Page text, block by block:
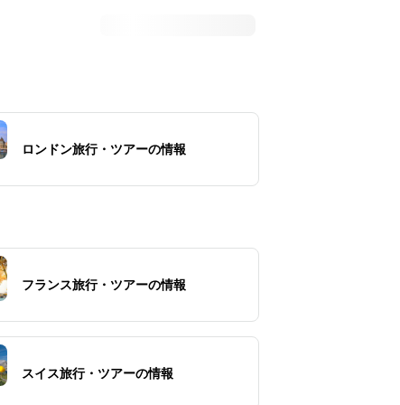
ロンドン旅行・ツアーの情報
フランス旅行・ツアーの情報
スイス旅行・ツアーの情報